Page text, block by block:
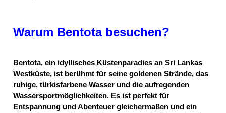
Warum Bentota besuchen?
Bentota, ein idyllisches Küstenparadies an Sri Lankas
Westküste, ist berühmt für seine goldenen Strände, das
ruhige, türkisfarbene Wasser und die aufregenden
Wassersportmöglichkeiten. Es ist perfekt für
Entspannung und Abenteuer gleichermaßen und ein